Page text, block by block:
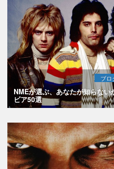
ブロ
NMEが選ぶ、あなたが知らない
ビア50選